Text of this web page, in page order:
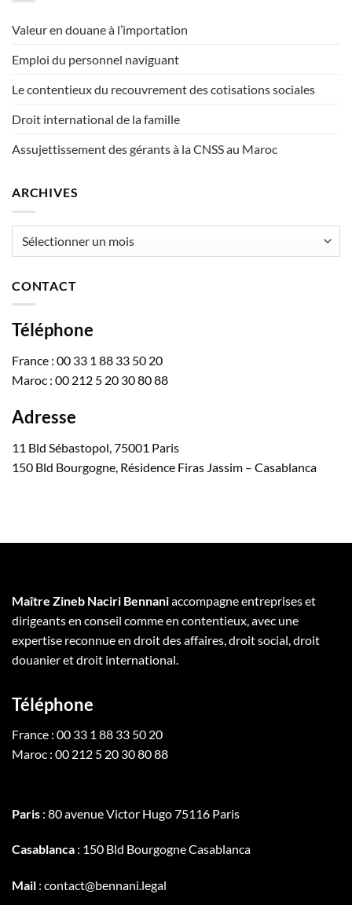
Valeur en douane à l’importation
Emploi du personnel naviguant
Le contentieux du recouvrement des cotisations sociales
Droit international de la famille
Assujettissement des gérants à la CNSS au Maroc
ARCHIVES
CONTACT
Téléphone
France : 00 33 1 88 33 50 20
Maroc : 00 212 5 20 30 80 88
Adresse
11 Bld Sébastopol, 75001 Paris
150 Bld Bourgogne, Résidence Firas Jassim – Casablanca
Maître Zineb Naciri Bennaniaccompagne entreprises et
dirigeants en conseil comme en contentieux, avec une
expertise reconnue en droit des affaires, droit social, droit
douanier et droit international.
Téléphone
France : 00 33 1 88 33 50 20
Maroc : 00 212 5 20 30 80 88
Paris : 80 avenue Victor Hugo 75116 Paris
Casablanca : 150 Bld Bourgogne Casablanca
Mail : contact@bennani.legal